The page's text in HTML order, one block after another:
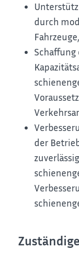
durch
Fahrzeuge,
der